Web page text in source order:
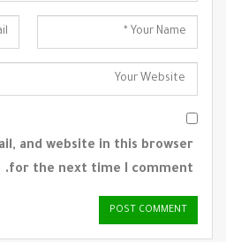
and website in this browser
for the next time I comment.